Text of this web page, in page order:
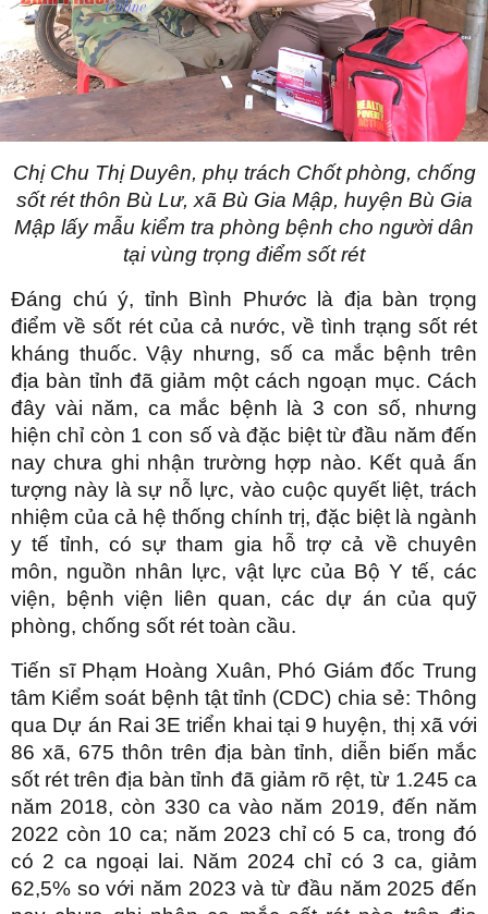
Chị Chu Thị Duyên, phụ trách Chốt phòng, chống
sốt rét thôn Bù Lư, xã Bù Gia Mập, huyện Bù Gia
Mập lấy mẫu kiểm tra phòng bệnh cho người dân
tại vùng trọng điểm sốt rét
Đáng chú ý, tỉnh Bình Phước là địa bàn trọng
điểm về sốt rét của cả nước, về tình trạng sốt rét
kháng thuốc. Vậy nhưng, số ca mắc bệnh trên
địa bàn tỉnh đã giảm một cách ngoạn mục. Cách
đây vài năm, ca mắc bệnh là 3 con số, nhưng
hiện chỉ còn 1 con số và đặc biệt từ đầu năm đến
nay chưa ghi nhận trường hợp nào. Kết quả ấn
tượng này là sự nỗ lực, vào cuộc quyết liệt, trách
nhiệm của cả hệ thống chính trị, đặc biệt là ngành
y tế tỉnh, có sự tham gia hỗ trợ cả về chuyên
môn, nguồn nhân lực, vật lực của Bộ Y tế, các
viện, bệnh viện liên quan, các dự án của quỹ
phòng, chống sốt rét toàn cầu.
Tiến sĩ Phạm Hoàng Xuân, Phó Giám đốc Trung
tâm Kiểm soát bệnh tật tỉnh (CDC) chia sẻ: Thông
qua Dự án Rai 3E triển khai tại 9 huyện, thị xã với
86 xã, 675 thôn trên địa bàn tỉnh, diễn biến mắc
sốt rét trên địa bàn tỉnh đã giảm rõ rệt, từ 1.245 ca
năm 2018, còn 330 ca vào năm 2019, đến năm
2022 còn 10 ca; năm 2023 chỉ có 5 ca, trong đó
có 2 ca ngoại lai. Năm 2024 chỉ có 3 ca, giảm
62,5% so với năm 2023 và từ đầu năm 2025 đến